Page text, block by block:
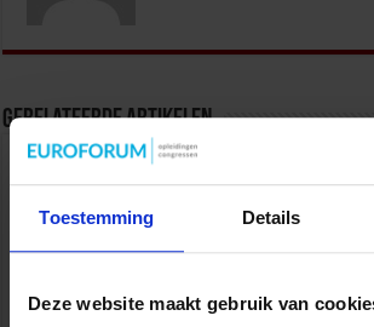
Toestemming Details
Deze website maakt gebruik van
Gerelateerde Artikelen